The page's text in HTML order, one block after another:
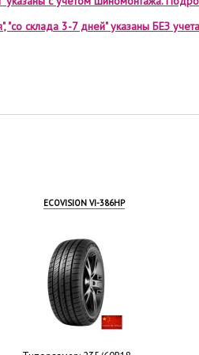
склада 3-7 дней" указаны БЕЗ
ECOVISION VI-386HP